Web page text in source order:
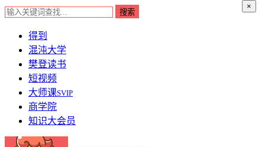
×
得到
混沌大学
樊登读书
短视频
大师课SVIP
商学院
知识大会员